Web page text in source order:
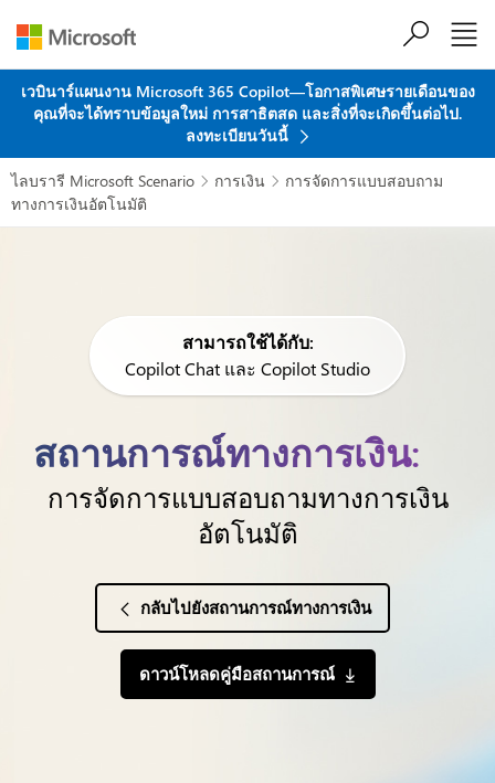
เวบินาร์แผนงาน Microsoft 365 Copilot—โอกาสพิเศษรายเดือนของ
คุณที่จะได้ทราบข้อมูลใหม่ การสาธิตสด และสิ่งที่จะเกิดขึ้นต่อไป.
ลงทะเบียนวันนี้
ไลบรารี Microsoft Scenario  การเงิน 
การจัดการแบบสอบถาม
ทางการเงินอัตโนมัติ
สามารถใช้ได้กับ:
Copilot Chat และ Copilot Studio
สถานการณ์ทางการเงิน:
การจัดการแบบสอบถามทางการเงิน
อัตโนมัติ
กลับไปยังสถานการณ์ทางการเงิน
ดาวน์โหลดคู่มือสถานการณ์